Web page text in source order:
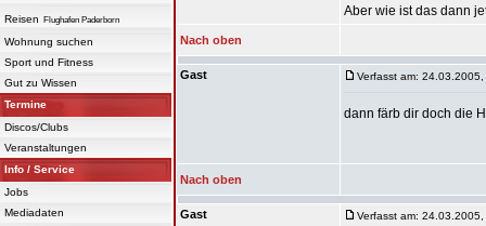
Reisen Flughafen Paderborn
Wohnung suchen
Sport und Fitness
Gut zu Wissen
Termine
Discos/Clubs
Veranstaltungen
Info / Service
Jobs
Mediadaten
Aber wie ist das dann
Nach oben
Gast Verfasst am:
dann färb dir doch die
Nach oben
Gast Verfasst am: